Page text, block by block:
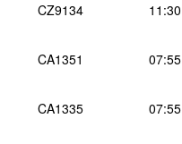
CZ9134 11:30
CA1351 07:55
CA1335 07:55